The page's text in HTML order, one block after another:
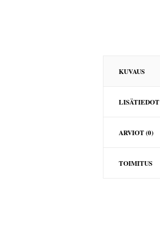
KUVAUS
LISÄTIEDOT
ARVIOT (0)
TOIMITUS